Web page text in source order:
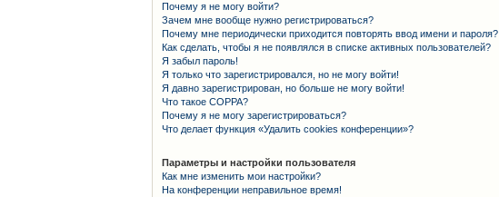
Почему я не могу войти?
Зачем мне вообще нужно регистрироваться?
Почему мне периодически приходится повторять ввод имени и пароля?
Как сделать, чтобы я не появлялся в списке активных пользователей?
Я забыл пароль!
Я только что зарегистрировался, но не могу войти!
Я давно зарегистрирован, но больше не могу войти!
Что такое COPPA?
Почему я не могу зарегистрироваться?
Что делает функция «Удалить cookies конференции»?
Параметры и настройки пользователя
Как мне изменить мои настройки?
На конференции неправильное время!